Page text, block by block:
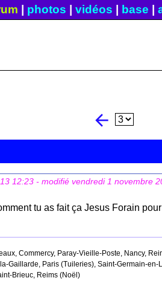
photos vidéos base
arrow_back
12:23 - modifié vendredi 1 novembre
tu as fait ça Jesus Forain
Commercy, Paray-Vieille-Poste, Nancy,
Gaillarde, Paris (Tuileries), Saint-Germain-
Brieuc, Reims (Noël)